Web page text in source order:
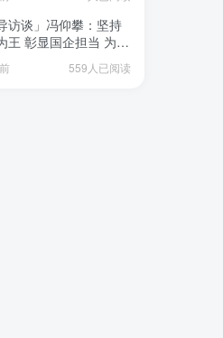
访谈」冯仰攀：坚持
当 为全
建设贡献“交发力量”
559人已阅读